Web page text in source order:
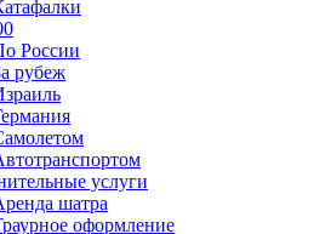
России
рубеж
услуги
шатра
оформление